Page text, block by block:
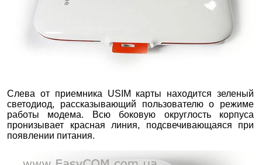
Слева от приемника USIM карты находится зеленый
светодиод, рассказывающий пользователю о режиме
работы модема. Всю боковую округлость корпуса
пронизывает красная линия, подсвечивающаяся при
появлении питания.